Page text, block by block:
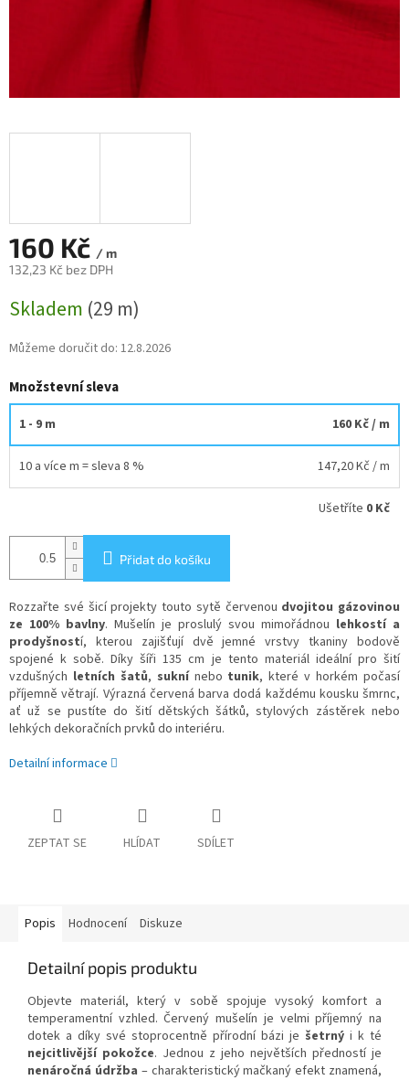
160 Kč / m
132,23 Kč bez DPH
cena:
Skladem (29 m)
Můžeme doručit do: 12.8.2026
Množstevní sleva
1 - 9 m 160 Kč/ m
10 a více m = sleva 8 % 147,20 Kč / m
Ušetříte 0 Kč
Přidat do košíku
Rozzařte své šicí projekty touto sytě červenou dvojitou gázovinou
ze 100% bavlny. Mušelín je proslulý svou mimořádnou lehkostí a
prodyšností, kterou zajišťují dvě jemné vrstvy tkaniny bodově
spojené k sobě. Díky šíři 135 cm je tento materiál ideální pro šití
vzdušných letních šatů, suknínebo tunik, které v horkém počasí
příjemně větrají. Výrazná červená barva dodá každému kousku šmrnc,
ať už se pustíte do šití dětských šátků, stylových zástěrek nebo
lehkých dekoračních prvků do interiéru.
Detailní informace
ZEPTAT SE HLÍDAT SDÍLET
Popis Hodnocení Diskuze
Detailní popis produktu
Objevte materiál, který v sobě spojuje vysoký komfort a
temperamentní vzhled. Červený mušelín je velmi příjemný na
dotek a díky své stoprocentně přírodní bázi je šetrný i k té
nejcitlivější pokožce. Jednou z jeho největších předností je
nenáročná údržba – charakteristický mačkaný efekt znamená,